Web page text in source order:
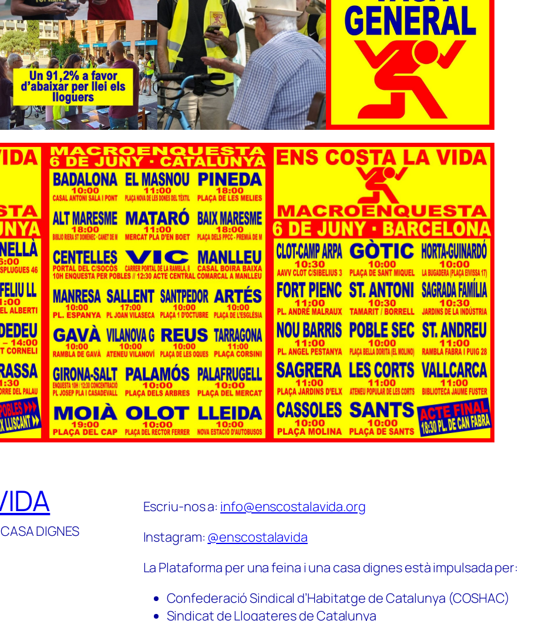
DIGNES
Escriu-nos a: info@enscostalavida.org
Instagram: @enscostalavida
La Plataforma per una feina i una casa dignes està impulsada per:
Confederació Sindical d’Habitatge de Catalunya (COSHAC)
Sindicat de Llogateres de Catalunya